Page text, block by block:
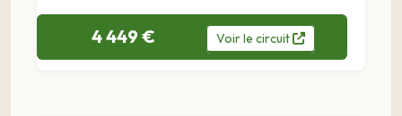
4 449 € Voirle circuit